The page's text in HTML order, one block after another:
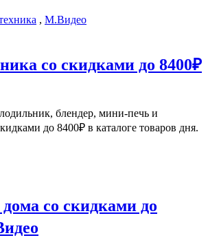
, М.Видео
со скидками до 8400₽
блендер, мини-печь и
до 8400₽ в каталоге товаров дня.
со скидками до